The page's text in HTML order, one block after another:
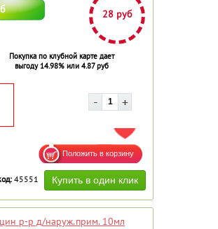
28 руб
Покупка по клубной карте дает
выгоду 14.98% или 4.87 руб
ДОБАВИТЬ В ИЗБРАННОЕ
45551
р-р д/наруж.прим. 10мл